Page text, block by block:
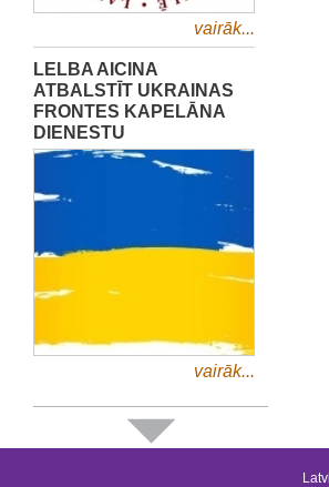
vairāk...
LELBA AICINA
ATBALSTĪT UKRAINAS
FRONTES KAPELĀNA
DIENESTU
vairāk...